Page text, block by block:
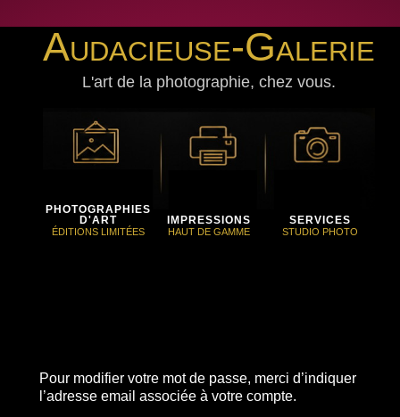
Pour modifier votre mot de passe, merci d’indiquer
l’adresse email associée à votre compte.
Audacieuse-Galerie
L'art de la photographie, chez vous.
PHOTOGRAPHIES
D'ART
ÉDITIONS LIMITÉES
IMPRESSIONS
HAUT DE GAMME
SERVICES
STUDIO PHOTO